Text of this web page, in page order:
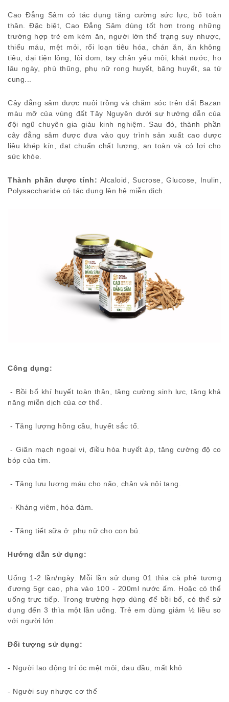
Cao Đẳng Sâm có tác dụng tăng cường sức lực, bổ toàn
thân. Đặc biệt, Cao Đẳng Sâm dùng tốt hơn trong những
trường hợp trẻ em kém ăn, người lớn thể trạng suy nhược,
thiếu máu, mệt mỏi, rối loạn tiêu hóa, chán ăn, ăn không
tiêu, đại tiện lỏng, lòi dom, tay chân yếu mỏi, khát nước, ho
lâu ngày, phù thũng, phụ nữ rong huyết, băng huyết, sa tử
cung...
Cây đẳng sâm được nuôi trồng và chăm sóc trên đất Bazan
màu mỡ của vùng đất Tây Nguyên dưới sự hướng dẫn của
đội ngũ chuyên gia giàu kinh nghiệm. Sau đó, thành phần
cây đẳng sâm được đưa vào quy trình sản xuất cao dược
liệu khép kín, đạt chuẩn chất lượng, an toàn và có lợi cho
sức khỏe.
Thành phần dược tính: Alcaloid, Sucrose, Glucose, Inulin,
Polysaccharide có tác dụng lên hệ miễn dịch.
Công dụng:
- Bồi bổ khí huyết toàn thân, tăng cường sinh lực, tăng khả
năng miễn dịch của cơ thể.
- Tăng lượng hồng cầu, huyết sắc tố.
- Giãn mạch ngoại vi, điều hòa huyết áp, tăng cường độ co
bóp của tim.
- Tăng lưu lượng máu cho não, chân và nội tạng.
- Kháng viêm, hóa đàm.
- Tăng tiết sữa ở phụ nữ cho con bú.
Hướng dẫn sử dụng:
Uống 1-2 lần/ngày. Mỗi lần sử dụng 01 thìa cà phê tương
đương 5gr cao, pha vào 100 - 200ml nước ấm. Hoặc có thể
uống trực tiếp. Trong trường hợp dùng để bồi bổ, có thể sử
dụng đến 3 thìa một lần uống. Trẻ em dùng giảm ½ liều so
với người lớn.
Đối tượng sử dụng:
- Người lao động trí óc mệt mỏi, đau đầu, mất khỏ
- Người suy nhược cơ thể